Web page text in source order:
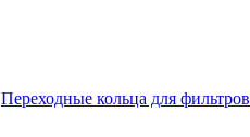
Переходные кольца для фильтров